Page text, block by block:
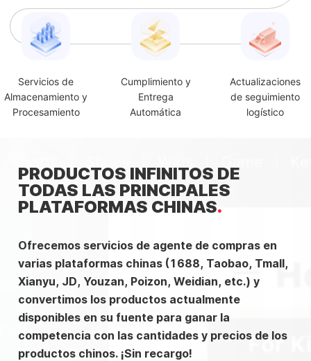
Servicios de
Almacenamiento y
Procesamiento
Cumplimiento y
Entrega
Automática
Actualizaciones
de seguimiento
logístico
PRODUCTOS INFINITOS DE
TODAS LAS PRINCIPALES
PLATAFORMAS CHINAS
Ofrecemos servicios de agente de compras en
varias plataformas chinas (1688, Taobao, Tmall,
Xianyu, JD, Youzan, Poizon, Weidian, etc.) y
convertimos los productos actualmente
disponibles en su fuente para ganar la
competencia con las cantidades y precios de los
productos chinos. ¡Sin recargo!